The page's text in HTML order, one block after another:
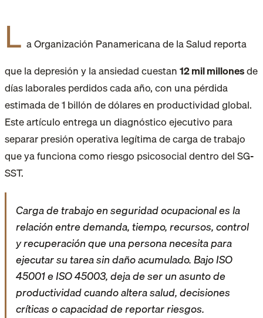
L a Organización Panamericana de la Salud reporta
que la depresión y la ansiedad cuestan12 mil millonesde
días laborales perdidos cada año, con una pérdida
estimada de 1 billón de dólares en productividad global.
Este artículo entrega un diagnóstico ejecutivo para
separar presión operativa legítima de carga de trabajo
que ya funciona como riesgo psicosocial dentro del SG-
SST.
Carga de trabajo en seguridad ocupacional es la
relación entre demanda, tiempo, recursos, control
y recuperación que una persona necesita para
ejecutar su tarea sin daño acumulado. Bajo ISO
45001 e ISO 45003, deja de ser un asunto de
productividad cuando altera salud, decisiones
críticas o capacidad de reportar riesgos.